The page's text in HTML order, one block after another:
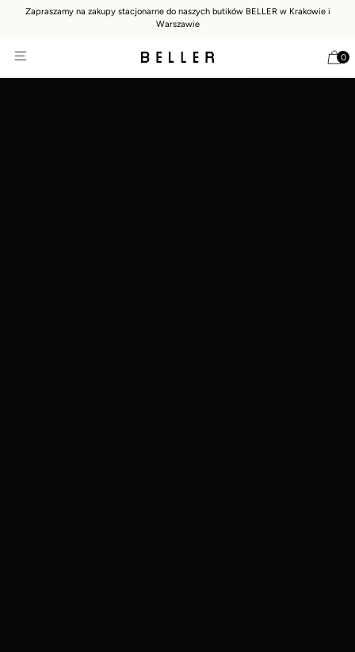
Zapraszamy na zakupy stacjonarne do naszych butików BELLER w Krakowie i
Warszawie
0